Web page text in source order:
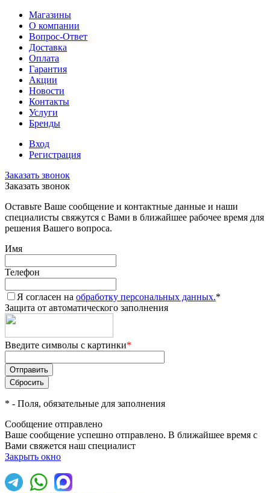
Магазины
О компании
Вопрос-Ответ
Доставка
Оплата
Гарантия
Акции
Новости
Контакты
Услуги
Бренды
Вход
Регистрация
Заказать звонок
Заказать звонок
Оставьте Ваше сообщение и контактные данные и наши
специалисты свяжутся с Вами в ближайшее рабочее время для
решения Вашего вопроса.
Имя
Телефон
Я согласен на обработку персональных данных.*
Защита от автоматического заполнения
Введите символы с картинки*
* - Поля, обязательные для заполнения
Сообщение отправлено
Ваше сообщение успешно отправлено. В ближайшее время с
Вами свяжется наш специалист
Закрыть окно